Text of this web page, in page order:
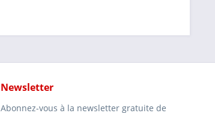
Newsletter
Abonnez-vous à la newsletter gratuite de